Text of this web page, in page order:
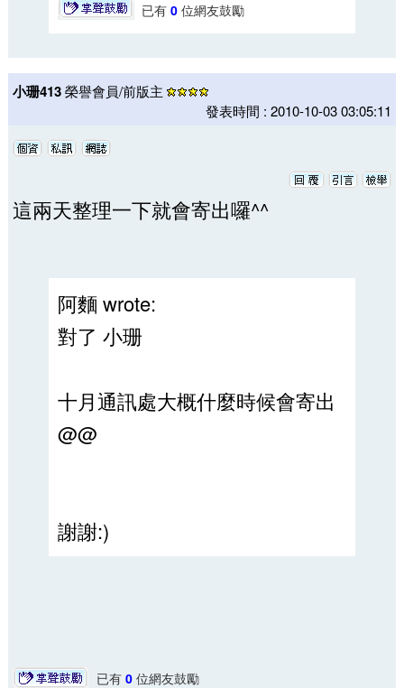
已有 0位網友鼓勵
小珊413榮譽會員/前版主
發表時間 : 2010-10-03 03:05:11
這兩天整理一下就會寄出囉^^
阿麵 wrote:
對了 小珊
十月通訊處大概什麼時候會寄出
@@
謝謝:)
已有 0位網友鼓勵